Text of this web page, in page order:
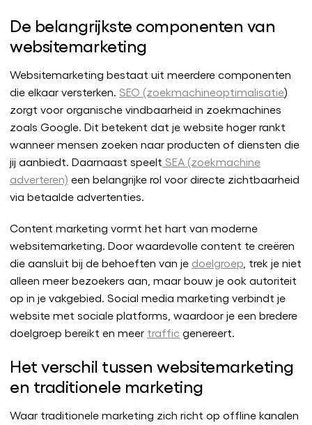
De belangrijkste componenten van
websitemarketing
Websitemarketing bestaat uit meerdere componenten
die elkaar versterken. SEO (zoekmachineoptimalisatie)
zorgt voor organische vindbaarheid in zoekmachines
zoals Google. Dit betekent dat je website hoger rankt
wanneer mensen zoeken naar producten of diensten die
jij aanbiedt. Daarnaast speelt SEA (zoekmachine
adverteren) een belangrijke rol voor directe zichtbaarheid
via betaalde advertenties.
Content marketing vormt het hart van moderne
websitemarketing. Door waardevolle content te creëren
die aansluit bij de behoeften van je doelgroep , trek je niet
alleen meer bezoekers aan, maar bouw je ook autoriteit
op in je vakgebied. Social media marketing verbindt je
website met sociale platforms, waardoor je een bredere
doelgroep bereikt en meer traffic genereert.
Het verschil tussen websitemarketing
en traditionele marketing
Waar traditionele marketing zich richt op offline kanalen